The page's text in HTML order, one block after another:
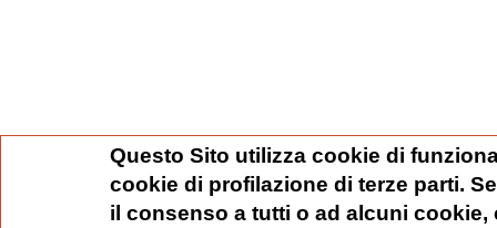
Questo Sito utilizza cookie di
cookie di profilazione di terze parti.
il consenso a tutti o ad alcuni